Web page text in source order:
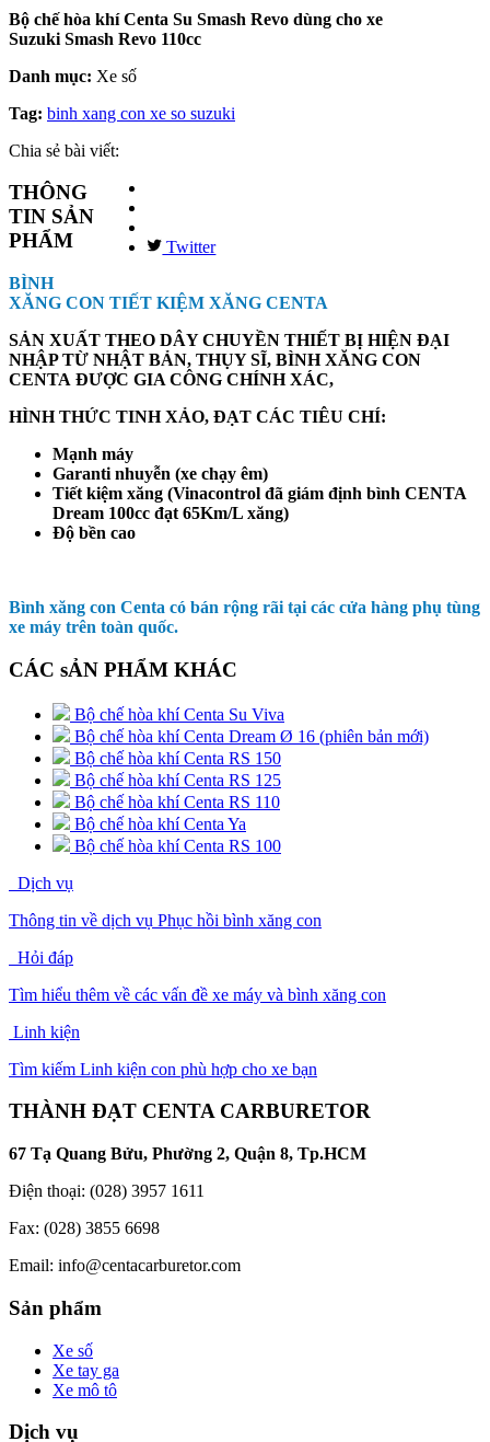
Bộ chế hòa khí Centa Su Smash Revo dùng cho xe
Suzuki Smash Revo 110cc
Danh mục: Xe số
Tag: binh xang con xe so suzuki
Chia sẻ bài viết:
Twitter
THÔNG
TIN SẢN
PHẨM
BÌNH
XĂNG CON TIẾT KIỆM XĂNG CENTA
SẢN XUẤT THEO DÂY CHUYỀN THIẾT BỊ HIỆN ĐẠI
NHẬP TỪ NHẬT BẢN, THỤY SĨ, BÌNH XĂNG CON
CENTA ĐƯỢC GIA CÔNG CHÍNH XÁC,
HÌNH THỨC TINH XẢO, ĐẠT CÁC TIÊU CHÍ:
Mạnh máy
Garanti nhuyễn (xe chạy êm)
Tiết kiệm xăng (Vinacontrol đã giám định bình CENTA
Dream 100cc đạt 65Km/L xăng)
Độ bền cao
Bình xăng con Centa có bán rộng rãi tại các cửa hàng phụ tùng
xe máy trên toàn quốc.
CÁC sẢN PHẨM KHÁC
Bộ chế hòa khí Centa Su Viva
Bộ chế hòa khí Centa Dream Ø 16 (phiên bản mới)
Bộ chế hòa khí Centa RS 150
Bộ chế hòa khí Centa RS 125
Bộ chế hòa khí Centa RS 110
Bộ chế hòa khí Centa Ya
Bộ chế hòa khí Centa RS 100
Dịch vụ
Thông tin về dịch vụ Phục hồi bình xăng con
Hỏi đáp
Tìm hiểu thêm về các vấn đề xe máy và bình xăng con
Linh kiện
Tìm kiếm Linh kiện con phù hợp cho xe bạn
THÀNH ĐẠT CENTA CARBURETOR
67 Tạ Quang Bửu, Phường 2, Quận 8, Tp.HCM
Điện thoại: (028) 3957 1611
Fax: (028) 3855 6698
Email: info@centacarburetor.com
Sản phẩm
Xe số
Xe tay ga
Xe mô tô
Dịch vụ